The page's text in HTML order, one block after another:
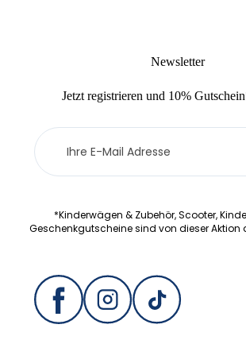
Newsletter
Jetzt registrieren und 10% Gutschein
Newsletter
Anmeldung
*Kinderwägen & Zubehör, Scooter,
Geschenkgutscheine sind von dieser Aktion